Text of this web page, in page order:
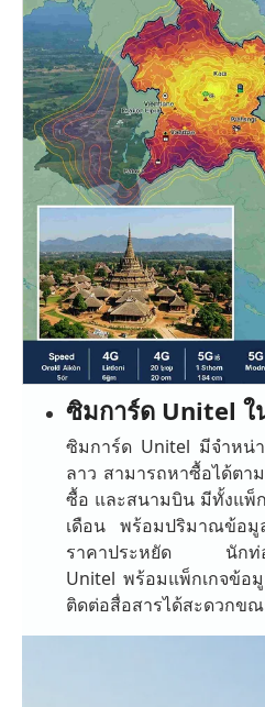
ซิมการ์ด Unitel ใ
ซิมการ์ด Unitel มีจำหน่า
ลาว สามารถหาซื้อได้ตา
ซื้อ และสนามบิน มีทั้งแพ็ก
เดือน พร้อมปริมาณข้อ
ราคาประหยัด นักท่อง
Unitel พร้อมแพ็กเกจข้อ
ติดต่อสื่อสารได้สะดวกขณ